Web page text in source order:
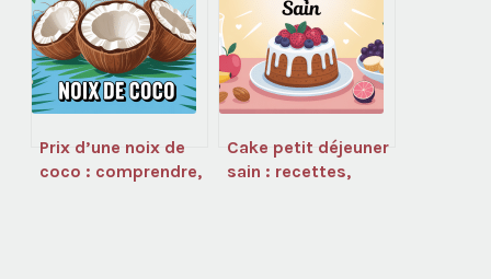
beldia
Prix d’une noix de
coco : comprendre,
Cake petit déjeuner
sain : recettes,